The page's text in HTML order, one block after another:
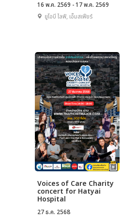
16 พ.ค. 2569 - 17 พ.ค. 2569
ยูโอบี ไลฟ์, เอ็มสเฟียร์
Voices of Care Charity
concert for Hatyai
Hospital
27 ธ.ค. 2568